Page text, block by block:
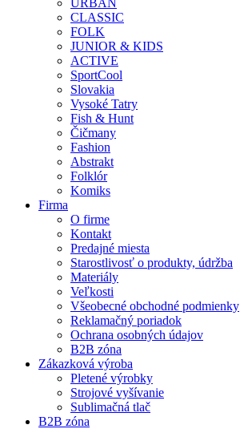
URBAN
CLASSIC
FOLK
JUNIOR & KIDS
ACTIVE
SportCool
Slovakia
Vysoké Tatry
Fish & Hunt
Čičmany
Fashion
Abstrakt
Folklór
Komiks
Firma
O firme
Kontakt
Predajné miesta
Starostlivosť o produkty, údržba
Materiály
Veľkosti
Všeobecné obchodné podmienky
Reklamačný poriadok
Ochrana osobných údajov
B2B zóna
Zákazková výroba
Pletené výrobky
Strojové vyšívanie
Sublimačná tlač
B2B zóna